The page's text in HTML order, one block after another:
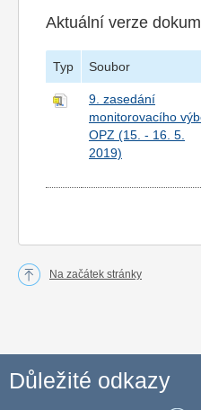
Aktuální verze
Typ Soubor
9. zasedání
monitorovacího
OPZ (15. - 16. 5.
2019)
Na začátek stránky
Důležité odkazy